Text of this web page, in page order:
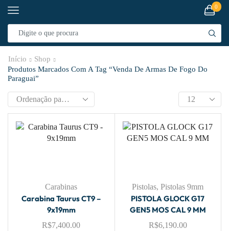
0
Início
Shop
Produtos Marcados Com A Tag “venda De Armas De Fogo Do
Paraguai”
Carabinas
Carabina Taurus CT9 –
9x19mm
R$7,400.00
Pistolas,Pistolas 9mm
PISTOLA GLOCK G17
GEN5 MOS CAL 9 MM
R$6,190.00